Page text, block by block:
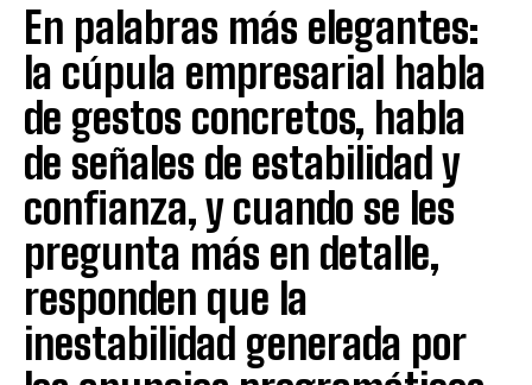
En palabras más elegantes:
la cúpula empresarial habla
de gestos concretos, habla
de señales de estabilidad y
confianza, y cuando se les
pregunta más en detalle,
responden que la
inestabilidad generada por